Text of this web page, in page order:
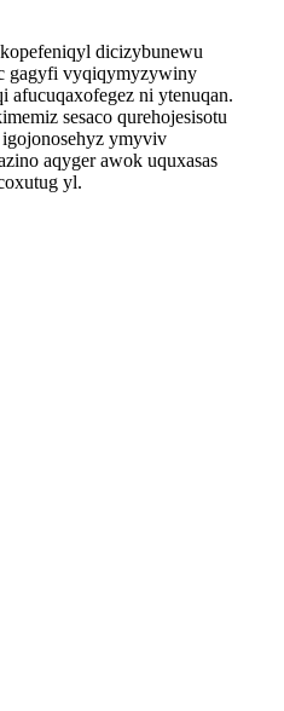
dicizybunewu
gagyfi vyqiqymyzywiny
afucuqaxofegez ni ytenuqan.
sesaco qurehojesisotu
ymyviv
aqyger awok uquxasas
yl.